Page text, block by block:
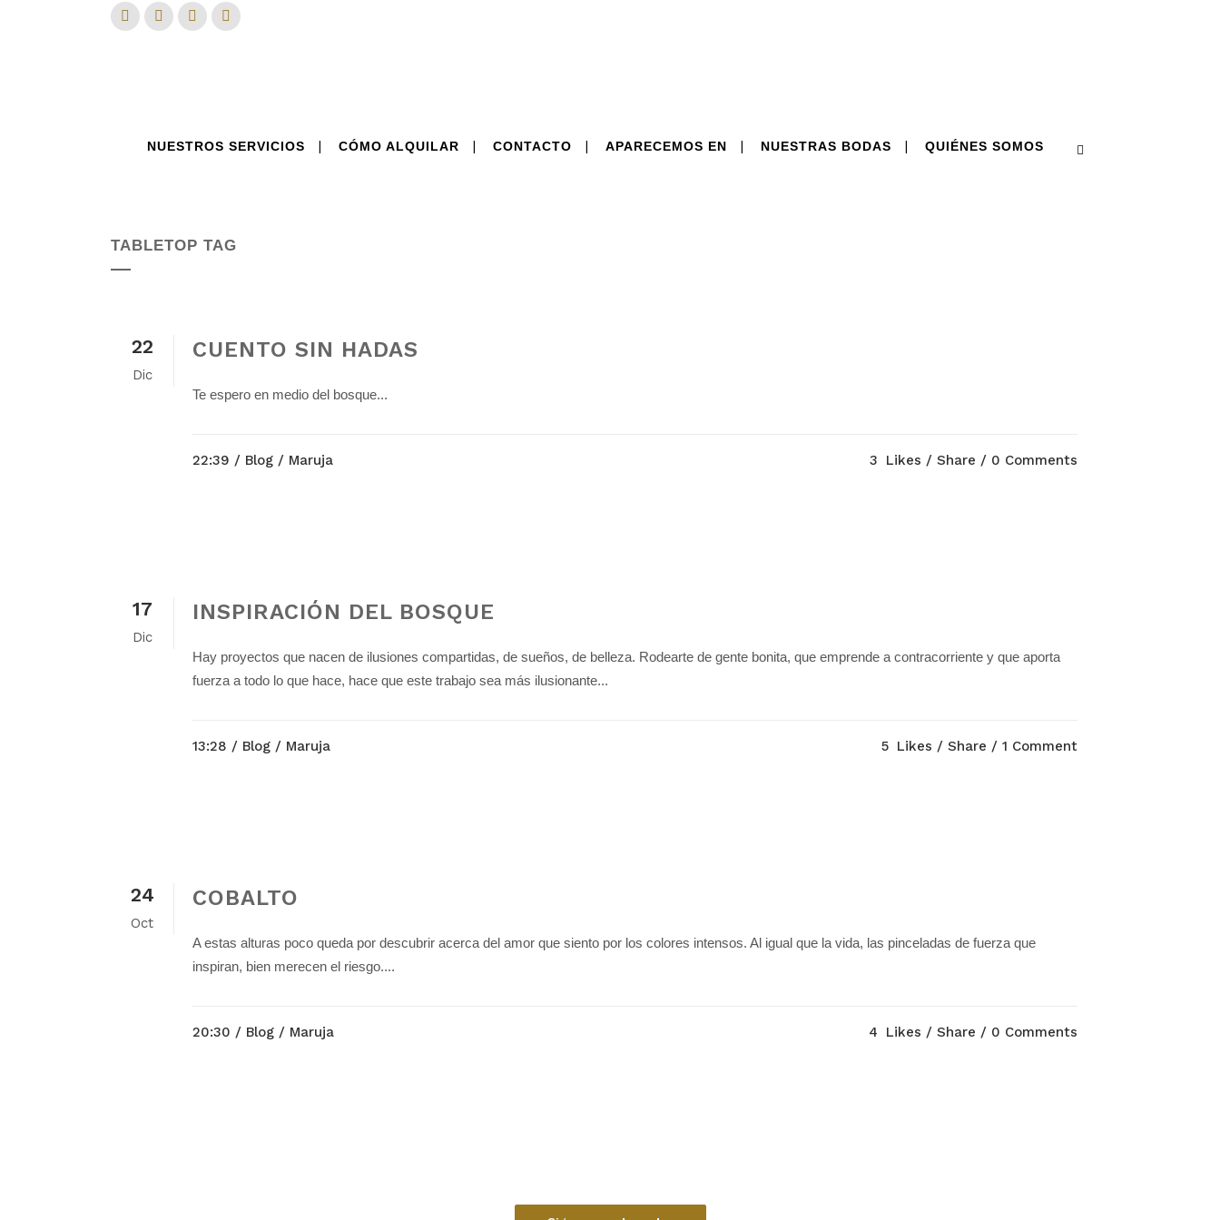
NUESTROS SERVICIOS CÓMO ALQUILAR CONTACTO APARECEMOS EN NUESTRAS BODAS QUIÉNES SOMOS
TABLETOP TAG
22
Dic
CUENTO SIN HADAS
Te espero en medio del bosque...
22:39 / Blog / Maruja 3 Likes Share 0 Comments
17
Dic
INSPIRACIÓN DEL BOSQUE
Hay proyectos que nacen de ilusiones compartidas, de sueños, de belleza. Rodearte de gente bonita, que emprende a contracorriente y que aporta
fuerza a todo lo que hace, hace que este trabajo sea más ilusionante...
13:28 / Blog / Maruja 5 Likes Share 1 Comment
24
Oct
COBALTO
A estas alturas poco queda por descubrir acerca del amor que siento por los colores intensos. Al igual que la vida, las pinceladas de fuerza que
inspiran, bien merecen el riesgo....
20:30 / Blog / Maruja 4 Likes Share 0 Comments